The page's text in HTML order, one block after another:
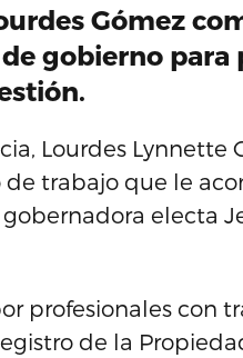
Gómez
gobierno para
Lourdes Lynnette
trabajo que le
electa
profesionales con
de la